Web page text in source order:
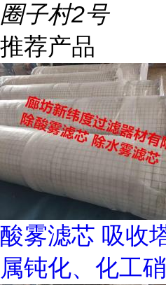
圈子村2号
推荐产品
酸雾滤芯 吸收
属钝化、化工